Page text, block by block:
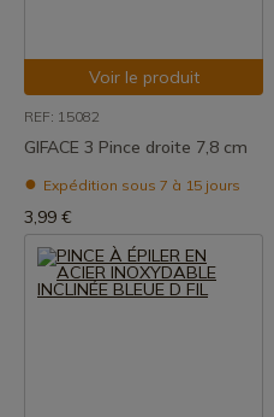
Voir le produit
REF: 15082
GIFACE 3 Pince droite 7,8 cm
Expédition sous 7 à 15 jours
3,99 €